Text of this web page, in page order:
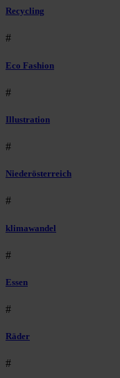
Recycling
#
Eco Fashion
#
Illustration
#
Niederösterreich
#
klimawandel
#
Essen
#
Räder
#